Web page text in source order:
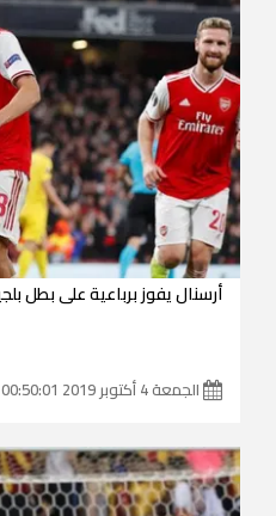
أرسنال يفوز برباعية على بطل
الجمعة 4 أكتوبر 2019 00:50:01